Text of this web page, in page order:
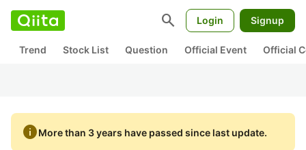
search Login Signup
Trend Stock List Question Official Event Official
infoMore than 3 years have passed since last update.